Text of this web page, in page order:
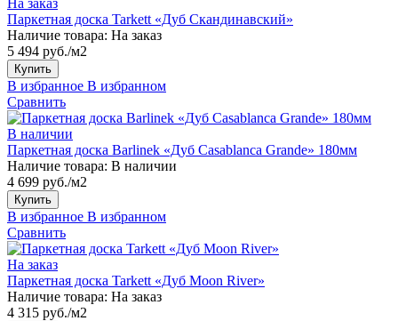
Паркетная доска Tarkett «Дуб Скандинавский»
Наличие товара: На заказ
5 494 руб./м2
Купить
В избранное В избранном
Сравнить
В наличии
Паркетная доска Barlinek «Дуб Casablanca Grande» 180мм
Наличие товара: В наличии
4 699 руб./м2
Купить
В избранное В избранном
Сравнить
На заказ
Паркетная доска Tarkett «Дуб Moon River»
Наличие товара: На заказ
4 315 руб./м2